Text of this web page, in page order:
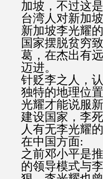
加坡，不过这
台湾人对新加
新加坡李光耀
国家摆脱贫穷
葛，在杰出有
迈进。
针贬李之人，
独特的地理位
光耀才能说服
建设国家，李
人有无李光耀
在中国方面:
之前邓小平是
的领导模式与